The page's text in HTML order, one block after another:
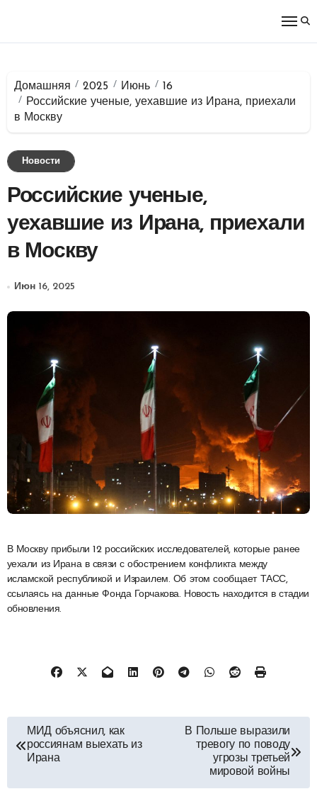
Домашняя 2025 Июнь
16
Российские ученые, уехавшие из Ирана, приехали
в Москву
Новости
Российские ученые,
уехавшие из Ирана, приехали
в Москву
Июн 16, 2025
В Москву прибыли 12 российских исследователей, которые ранее
уехали из Ирана в связи с обострением конфликта между
исламской республикой и Израилем. Об этом сообщает ТАСС,
ссылаясь на данные Фонда Горчакова. Новость находится в стадии
обновления.
Навигация
по
записям
МИД объяснил, как
россиянам выехать из
Ирана
В Польше выразили
тревогу по поводу
угрозы третьей
мировой войны